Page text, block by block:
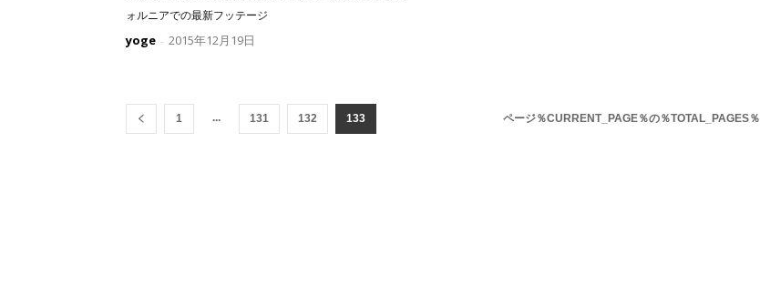
ォルニアでの最新フッテージ
yoge - 2015年12月19日
1 ... 131 132 133 ページ％CURRENT_PAGE％の％TOTAL_PAGES％